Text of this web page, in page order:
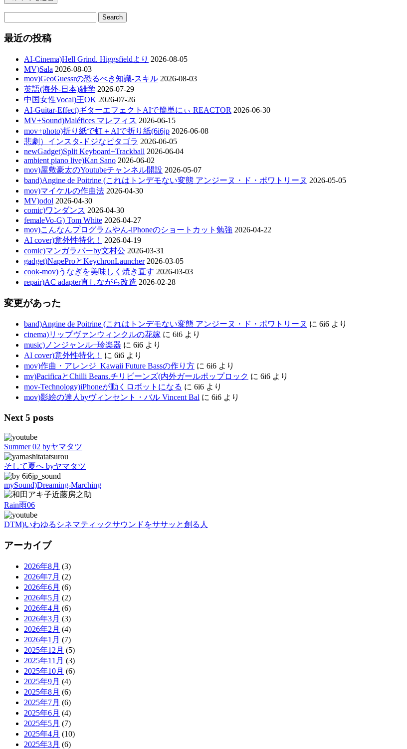
最近の投稿
AI-Cinema)Hell Grind. Higgsfieldより 2026-08-05
MV)Sala 2026-08-03
mov)GeoGuessrの恐るべき知識-スキル 2026-08-03
英語(海外-日本)雑学 2026-07-29
中国女性Vocal)王OK 2026-07-26
AI-Guitar-Effect)ギターエフェクトAIで簡単にぃ REACTOR 2026-06-30
MV+Sound)Maléfices マレフィス 2026-06-15
mov+photo)折り紙で虹＋AIで折り紙(6i6jp 2026-06-08
悲劇）インスタ-ドジなピタゴラ 2026-06-05
newGadget)Split Keyboard+Trackball 2026-06-04
ambient piano live)Kan Sano 2026-06-02
mov)屋敷豪太のYoutubeチャンネル開設 2026-05-07
band)Angine de Poitrine (これはトンデモない変態 アンジーヌ・ド・ポワトリーヌ 2026-05-05
mov)マイケルの作曲法 2026-04-30
MV)odol 2026-04-30
comic)ワンダンス 2026-04-30
femaleVo-G) Tom White 2026-04-27
mov)こんなんプログラムやん-iPhoneのショートカット勉強 2026-04-22
AI cover)意外性特化！
2026-04-19
comic)マンガラバーby文村公 2026-03-31
gadget)NapeProとKeychronLauncher 2026-03-05
cook-mov)うなぎを美味しく焼き直す 2026-03-03
repair)AC adapter直しながら改造 2026-02-28
変更があった
band)Angine de Poitrine (これはトンデモない変態 アンジーヌ・ド・ポワトリーヌ に 6i6 より
cinema)リップヴァンウィンクルの花嫁 に 6i6 より
music)ノンジャンル+珍楽器 に 6i6 より
AI cover)意外性特化！
に 6i6 より
mov)作曲・アレンジ_Kawaii Future Bassの作り方 に 6i6 より
mv)PacificaとChilli Beans.チリビーンズ(内外ガールポップロック に 6i6 より
mov-Technology)iPhoneが動くロボットになる に 6i6 より
mov)影絵の達人byヴィンセント・バル Vincent Bal に 6i6 より
Next 5 posts
Summer 02 byヤマタツ
そして夏へ byヤマタツ
mySound)Dreaming-Marching
Rain雨06
DTM)いわゆるシネマティックサウンドをササッと創る人
アーカイブ
2026年8月 (3)
2026年7月 (2)
2026年6月 (6)
2026年5月 (2)
2026年4月 (6)
2026年3月 (3)
2026年2月 (4)
2026年1月 (7)
2025年12月 (5)
2025年11月 (3)
2025年10月 (6)
2025年9月 (4)
2025年8月 (6)
2025年7月 (6)
2025年6月 (4)
2025年5月 (7)
2025年4月 (10)
2025年3月 (6)